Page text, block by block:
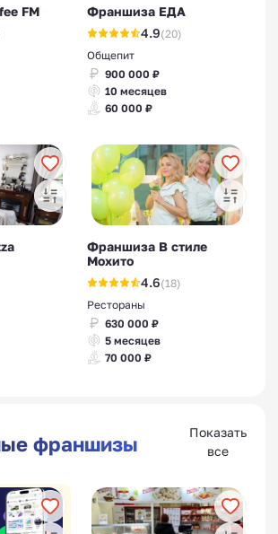
FM
Франшиза ЕДА
4.9(20)
Общепит
900 000 ₽
10 месяцев
60 000 ₽
Франшиза В стиле
Мохито
4.6(18)
Рестораны
630 000 ₽
5 месяцев
70 000 ₽
франшизы
Показать
все